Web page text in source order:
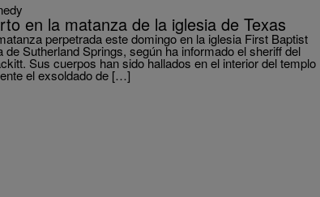
en la matanza de la iglesia de Texas
perpetrada este domingo en la iglesia First Baptist
Sutherland Springs, según ha informado el sheriff del
Sus cuerpos han sido hallados en el interior del templo
el exsoldado de […]